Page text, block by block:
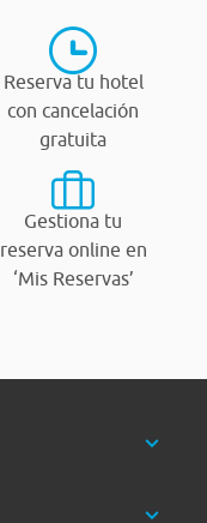
Reserva tu hotel
con cancelación
gratuita
Gestiona tu
reserva online en
‘Mis Reservas’